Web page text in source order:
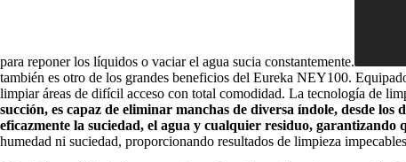
para reponer los líquidos o vaciar el agua sucia constantemente.
también es otro de los grandes beneficios del Eureka NEY100.
limpiar áreas de difícil acceso con total comodidad. La tecnología de
succión, es capaz de eliminar manchas de diversa índole, desde
eficazmente la suciedad, el agua y cualquier residuo, garantizando
humedad ni suciedad, proporcionando resultados de limpieza